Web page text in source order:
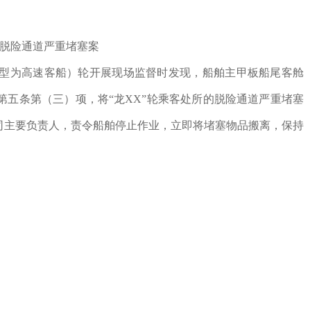
险通道严重堵塞案
为高速客船）轮开展现场监督时发现，船舶主甲板船尾客舱
条第（三）项，将“龙XX”轮乘客处所的脱险通道严重堵塞
要负责人，责令船舶停止作业，立即将堵塞物品搬离，保持